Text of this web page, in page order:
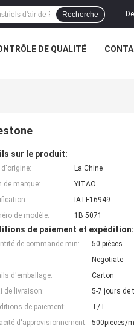
Recherche
DE QUALITÉ
sur le produit:
d'origine:
La Chine
de marque:
YITAO
IATF16949
de modèle:
1B 5071
de paiement et expédition:
de commande min:
50 pièces
Negotiate
d'emballage:
Carton
de livraison:
5-7 jours de
de paiement:
T/T
d'approvisionnement:
500pieces/